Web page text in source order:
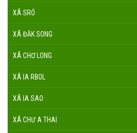
XÃ SRÓ
XÃ ĐĂK SONG
XÃ CHƠ LONG
XÃ IA RBOL
XÃ IA SAO
XÃ CHƯ A THAI